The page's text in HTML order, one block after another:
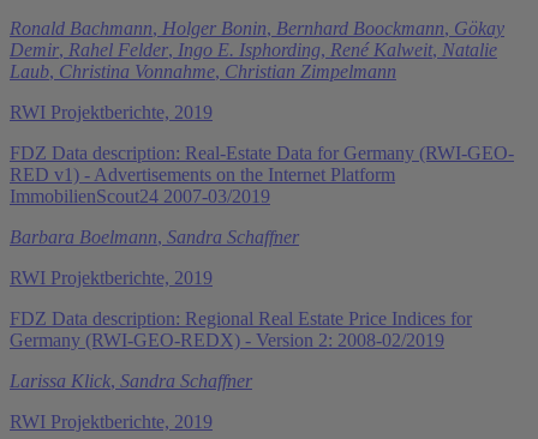
Ronald Bachmann, Holger Bonin, Bernhard Boockmann, Gökay
Demir, Rahel Felder, Ingo E. Isphording, René Kalweit, Natalie
Laub, Christina Vonnahme, Christian Zimpelmann
RWI Projektberichte, 2019
FDZ Data description: Real-Estate Data for Germany (RWI-GEO-
RED v1) - Advertisements on the Internet Platform
ImmobilienScout24 2007-03/2019
Barbara Boelmann, Sandra Schaffner
RWI Projektberichte, 2019
FDZ Data description: Regional Real Estate Price Indices for
Germany (RWI-GEO-REDX) - Version 2: 2008-02/2019
Larissa Klick, Sandra Schaffner
RWI Projektberichte, 2019